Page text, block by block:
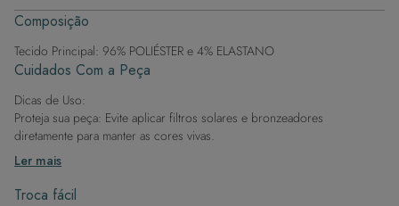
Detalhes Exclusivos: Cada canga é única, com
estampas sublimadas que garantem desenhos precisos
e vibrantes.
Mais do que um simples acessório de praia, a canga
adiciona sofisticação e estilo, transformando-se com
criatividade e adaptando-se ao seu dia a dia.
Composição
Tecido Principal: 96% POLIÉSTER e 4% ELASTANO
Cuidados Com a Peça
Dicas de Uso:
Proteja sua peça: Evite aplicar filtros solares e bronzeadores
diretamente para manter as cores vivas.
Após a piscina: Lembre-se de que o cloro pode desgastar o tecido,
então enxague após sair da água.
Evite superfícies ásperas: Para manter a integridade do tecido, evite
Ler mais
Troca fácil